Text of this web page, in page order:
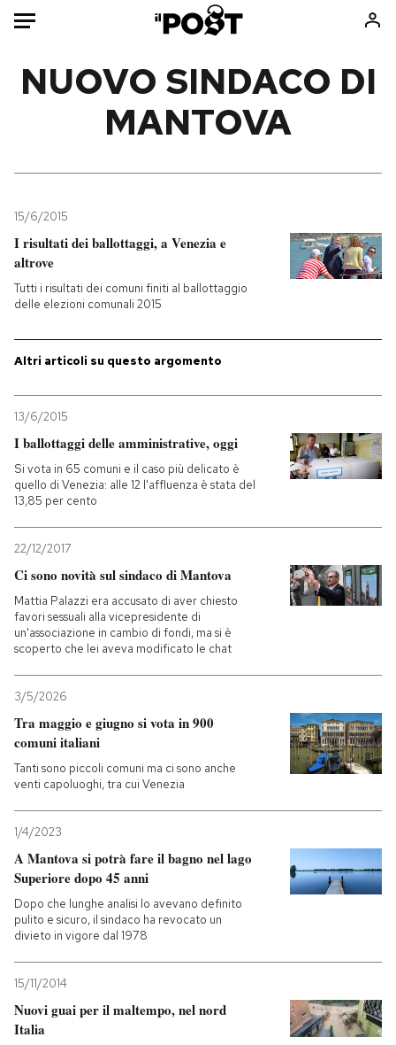
Mondo
Tecnologia
Internet
Cultura
Sport
Libri
Ok Boomer!
NEWSLETTER
I MIEI PREFERITI
SHOP
AREA PERSONALE
Entra
NUOVO SINDACO DI
MANTOVA
15/6/2015
I risultati dei ballottaggi, a Venezia e
altrove
Tutti i risultati dei comuni finiti al ballottaggio
delle elezioni comunali 2015
Altri articoli su questo argomento
13/6/2015
I ballottaggi delle amministrative, oggi
Si vota in 65 comuni e il caso più delicato è
quello di Venezia: alle 12 l'affluenza è stata del
13,85 per cento
22/12/2017
Ci sono novità sul sindaco di Mantova
Mattia Palazzi era accusato di aver chiesto
favori sessuali alla vicepresidente di
un'associazione in cambio di fondi, ma si è
scoperto che lei aveva modificato le chat
3/5/2026
Tra maggio e giugno si vota in 900
comuni italiani
Tanti sono piccoli comuni ma ci sono anche
venti capoluoghi, tra cui Venezia
1/4/2023
A Mantova si potrà fare il bagno nel lago
Superiore dopo 45 anni
Dopo che lunghe analisi lo avevano definito
pulito e sicuro, il sindaco ha revocato un
divieto in vigore dal 1978
15/11/2014
Nuovi guai per il maltempo, nel nord
Italia